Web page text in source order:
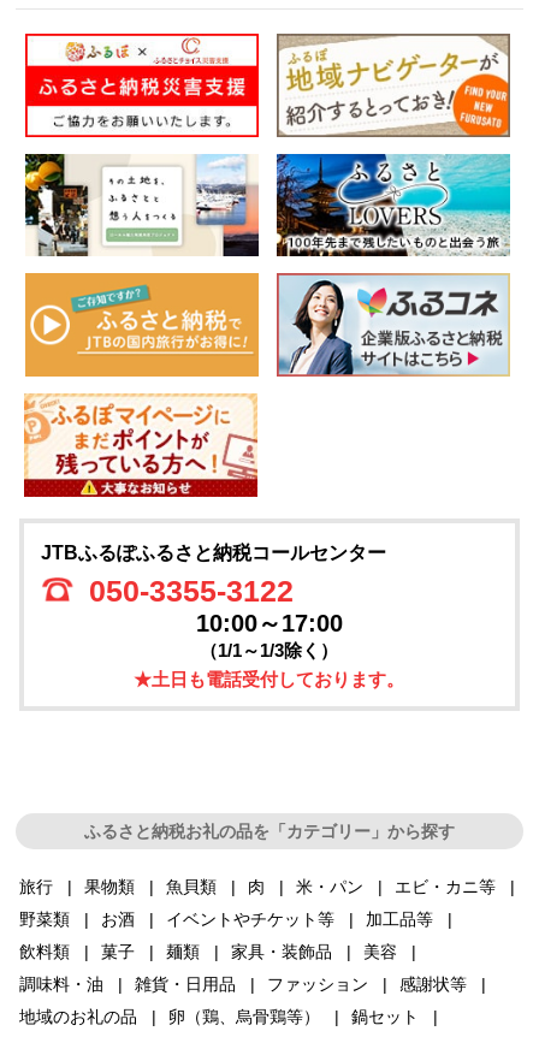
JTBふるぽふるさと納税コールセンター
050-3355-3122
10:00～17:00
（1/1～1/3除く）
★土日も電話受付しております。
ふるさと納税お礼の品を「カテゴリー」から探す
旅行 果物類 魚貝類 肉 米・パン
エビ・カニ等
野菜類
お酒 イベントやチケット等
加工品等
飲料類
菓子 麺類 家具・装飾品
美容
調味料・油
雑貨・日用品 ファッション
感謝状等
地域のお礼の品
卵（鶏、烏骨鶏等）
鍋セット